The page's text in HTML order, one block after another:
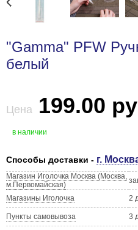
"Gamma" PFW
белый
Цена 199.00
в наличии
Способы доставки - г.
Магазин Иголочка Москва (Москва,
м.Первомайская)
Магазины Иголочка 2
Пункты самовывоза 3